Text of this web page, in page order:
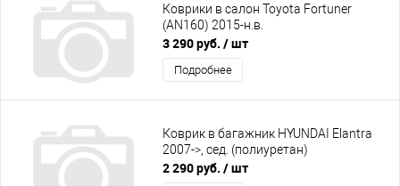
Коврики в салон Toyota Fortuner
(AN160) 2015-н.в.
3 290 руб. / шт
Подробнее
Коврик в багажник HYUNDAI Elantra
2007->, сед. (полиуретан)
2 290 руб. / шт